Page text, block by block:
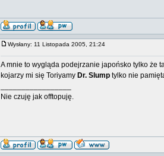
Wysłany: 11 Listopada 2005, 21:24
A mnie to wygląda podejrzanie japońsko tylko że
kojarzy mi się Toriyamy Dr. Slump tylko nie
Nie czuję jak offtopuję.